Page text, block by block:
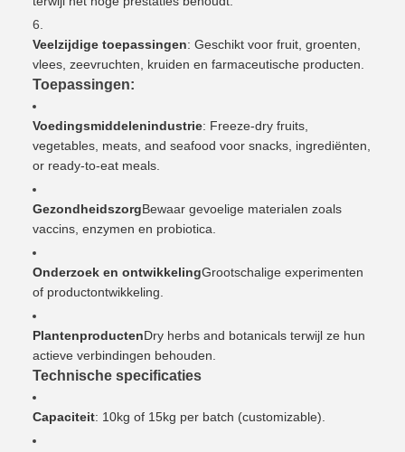
Veelzijdige toepassingen: Geschikt voor fruit, groenten,
vlees, zeevruchten, kruiden en farmaceutische producten.
Toepassingen:
Voedingsmiddelenindustrie: Freeze-dry fruits,
vegetables, meats, and seafood voor snacks, ingrediënten,
or ready-to-eat meals.
GezondheidszorgBewaar gevoelige materialen zoals
vaccins, enzymen en probiotica.
Onderzoek en ontwikkelingGrootschalige experimenten
of productontwikkeling.
PlantenproductenDry herbs and botanicals terwijl ze hun
actieve verbindingen behouden.
Technische specificaties
Capaciteit: 10kg of 15kg per batch (customizable).